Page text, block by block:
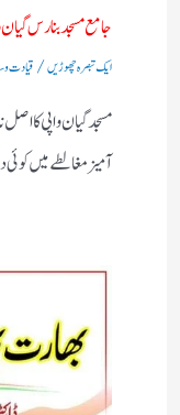
جامع مسجد بنارس گیان
ایک تبصرہ چھوڑیں/قیادت
مسجد گیان واپی کا
آمیز مغالطے میں